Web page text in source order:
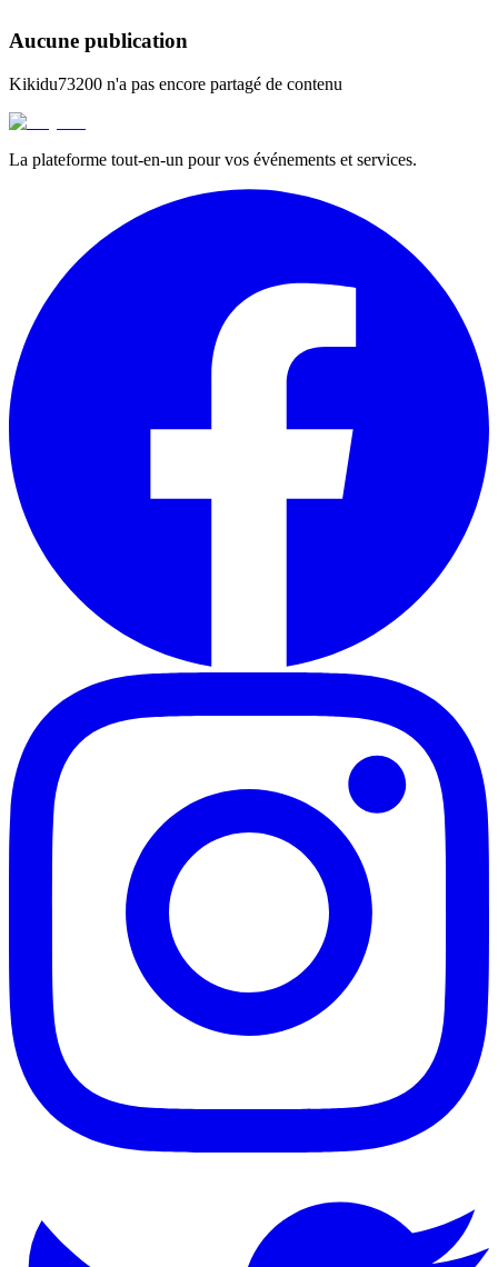
Aucune publication
Kikidu73200 n'a pas encore partagé de contenu
La plateforme tout-en-un pour vos événements et services.